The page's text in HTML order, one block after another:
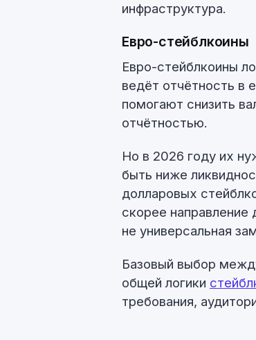
инфраструктура.
Евро-стейблкоины
Евро-стейблкоины
ведёт отчётность в
помогают снизить
отчётностью.
Но в 2026 году их
быть ниже
долларовых
скорее направление
не универсальная
Базовый выбор
общей логики
требования,